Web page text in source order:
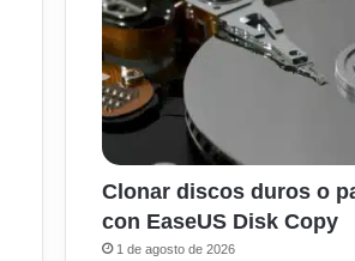
Clonar discos duros o
con EaseUS Disk Copy
1 de agosto de 2026